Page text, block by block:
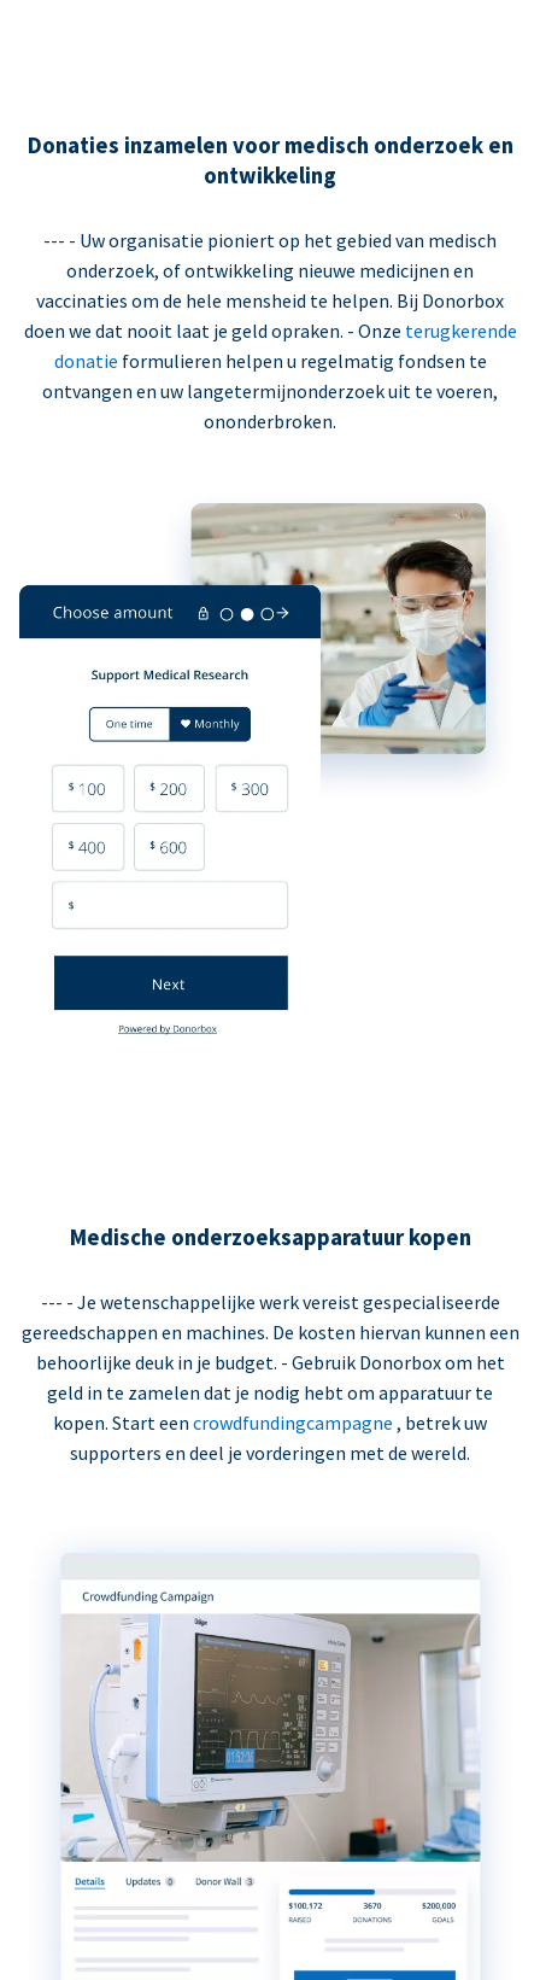
Donaties inzamelen voor medisch onderzoek en
ontwikkeling
--- - Uw organisatie pioniert op het gebied van medisch
onderzoek, of ontwikkeling nieuwe medicijnen en
vaccinaties om de hele mensheid te helpen. Bij Donorbox
doen we dat nooit laat je geld opraken. - Onze terugkerende
donatie formulieren helpen u regelmatig fondsen te
ontvangen en uw langetermijnonderzoek uit te voeren,
ononderbroken.
Medische onderzoeksapparatuur kopen
--- - Je wetenschappelijke werk vereist gespecialiseerde
gereedschappen en machines. De kosten hiervan kunnen een
behoorlijke deuk in je budget. - Gebruik Donorbox om het
geld in te zamelen dat je nodig hebt om apparatuur te
kopen. Start een crowdfundingcampagne , betrek uw
supporters en deel je vorderingen met de wereld.